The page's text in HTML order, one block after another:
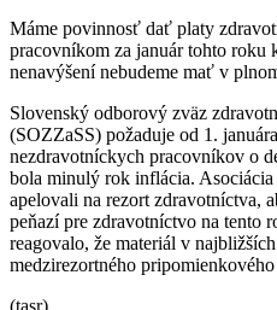
Máme povinnosť dať platy
pracovníkom za január tohto roku
nenavýšení nebudeme mať v
Slovenský odborový zväz
(SOZZaSS) požaduje od 1.
nezdravotníckych pracovníkov o
bola minulý rok inflácia.
apelovali na rezort zdravotníctva,
peňazí pre zdravotníctvo na tento
reagovalo, že materiál v
medzirezortného